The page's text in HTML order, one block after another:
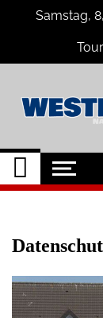
Samstag,
Insel Sylt